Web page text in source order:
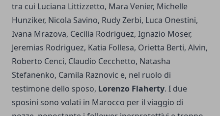
tra cui Luciana Littizzetto, Mara Venier, Michelle
Hunziker, Nicola Savino, Rudy Zerbi, Luca Onestini,
Ivana Mrazova, Cecilia Rodriguez, Ignazio Moser,
Jeremias Rodriguez, Katia Follesa, Orietta Berti, Alvin,
Roberto Cenci, Claudio Cecchetto, Natasha
Stefanenko, Camila Raznovic e, nel ruolo di
testimone dello sposo, Lorenzo Flaherty. I due
sposini sono volati in Marocco per il viaggio di